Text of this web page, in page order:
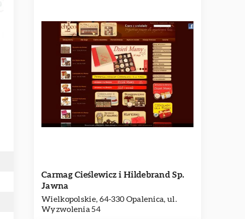
Carmag Cieślewicz i Hildebrand Sp.
Jawna
Wielkopolskie, 64-330 Opalenica, ul.
Wyzwolenia 54